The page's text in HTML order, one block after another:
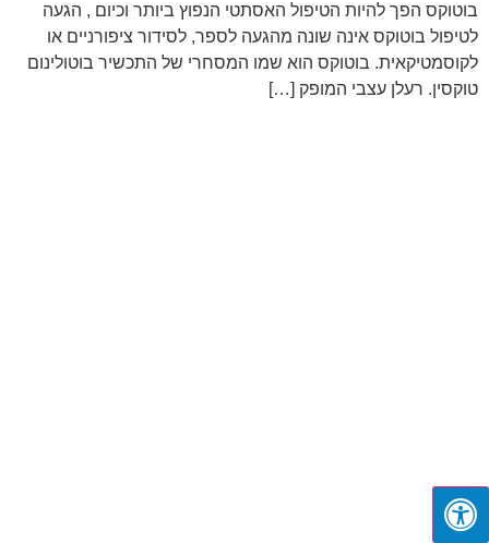
בוטוקס הפך להיות הטיפול האסתטי הנפוץ ביותר וכיום , הגעה
לטיפול בוטוקס אינה שונה מהגעה לספר, לסידור ציפורניים או
לקוסמטיקאית. בוטוקס הוא שמו המסחרי של התכשיר בוטולינום
טוקסין. רעלן עצבי המופק […]